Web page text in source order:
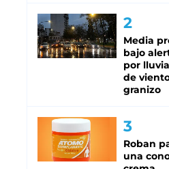
Media
bajo
por
de
granizo
Roban
una